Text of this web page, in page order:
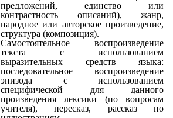
предложений, единство или
контрастность описаний), жанр,
народное или авторское произведение,
структура (композиция).
Самостоятельное воспроизведение
текста с использованием
выразительных средств языка:
последовательное воспроизведение
эпизода с использованием
специфической для данного
произведения лексики (по вопросам
учителя), пересказ, рассказ по